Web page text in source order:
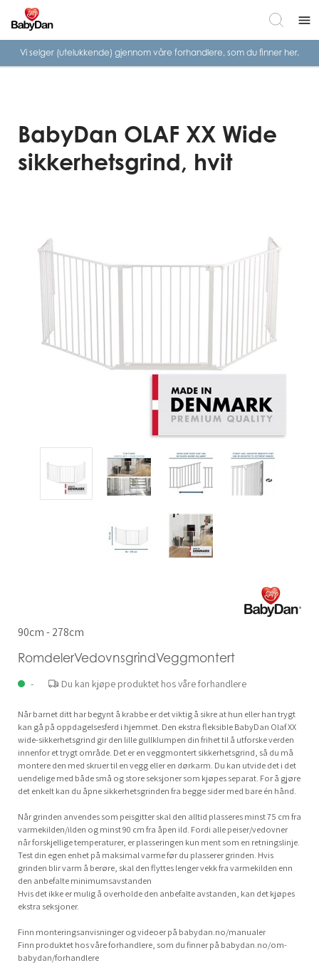
menu
Vi selger (utelukkende) gjennom våre forhandlere, som du finner her.
90cm - 278cm
RomdelerVedovnsgrindVeggmontert
- Du kan kjøpe produktet hos våre forhandlere
Når barnet ditt har begynt å krabbe er det viktig å sikre at hun eller han trygt
kan gå på oppdagelsesferd i hjemmet. Den ekstra fleksible BabyDan Olaf XX
wide-sikkerhetsgrind gir den lille gullklumpen din frihet til å utforske verden
innenfor et trygt område. Det er en veggmontert sikkerhetsgrind, så du må
montere den med skruer til en vegg eller en dørkarm. Du kan utvide det i det
uendelige med både små og store seksjoner som kjøpes separat. For å gjøre
det enkelt kan du åpne sikkerhetsgrinden fra begge sider med bare én hånd.
Når grinden anvendes som peisgitter skal den alltid plasseres minst 75 cm fra
varmekilden/ilden og minst 90 cm fra åpen ild. Fordi alle peiser/vedovner
når forskjellige temperaturer, er plasseringen kun ment som en retningslinje.
Test din egen enhet på maksimal varme før du plasserer grinden. Hvis
grinden blir varm å berøre, skal den flyttes lenger vekk fra varmekilden enn
den anbefalte minimumsavstanden
Hvis det ikke er mulig å overholde den anbefalte avstanden, kan det kjøpes
ekstra seksjoner.
Finn monteringsanvisninger og videoer på babydan.no/manualer
Finn produktet hos våre forhandlere, som du finner på babydan.no/om-
babydan/forhandlere
BabyDan OLAF XX Wide
sikkerhetsgrind, hvit